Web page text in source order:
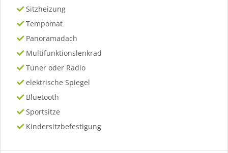
Sitzheizung
Tempomat
Panoramadach
Multifunktionslenkrad
Tuner oder Radio
elektrische Spiegel
Bluetooth
Sportsitze
Kindersitzbefestigung